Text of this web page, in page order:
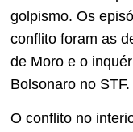
golpismo. Os
conflito foram as
de Moro e o
Bolsonaro no STF.
O conflito no